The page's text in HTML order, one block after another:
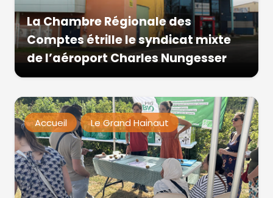
La Chambre Régionale des
Comptes étrille le syndicat mixte
de l’aéroport Charles Nungesser
Accueil Le Grand Hainaut